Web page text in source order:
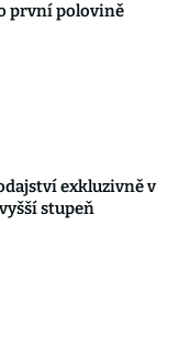
první polovině
exkluzivně v
stupeň